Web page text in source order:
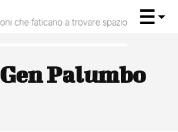
Gen Palumbo